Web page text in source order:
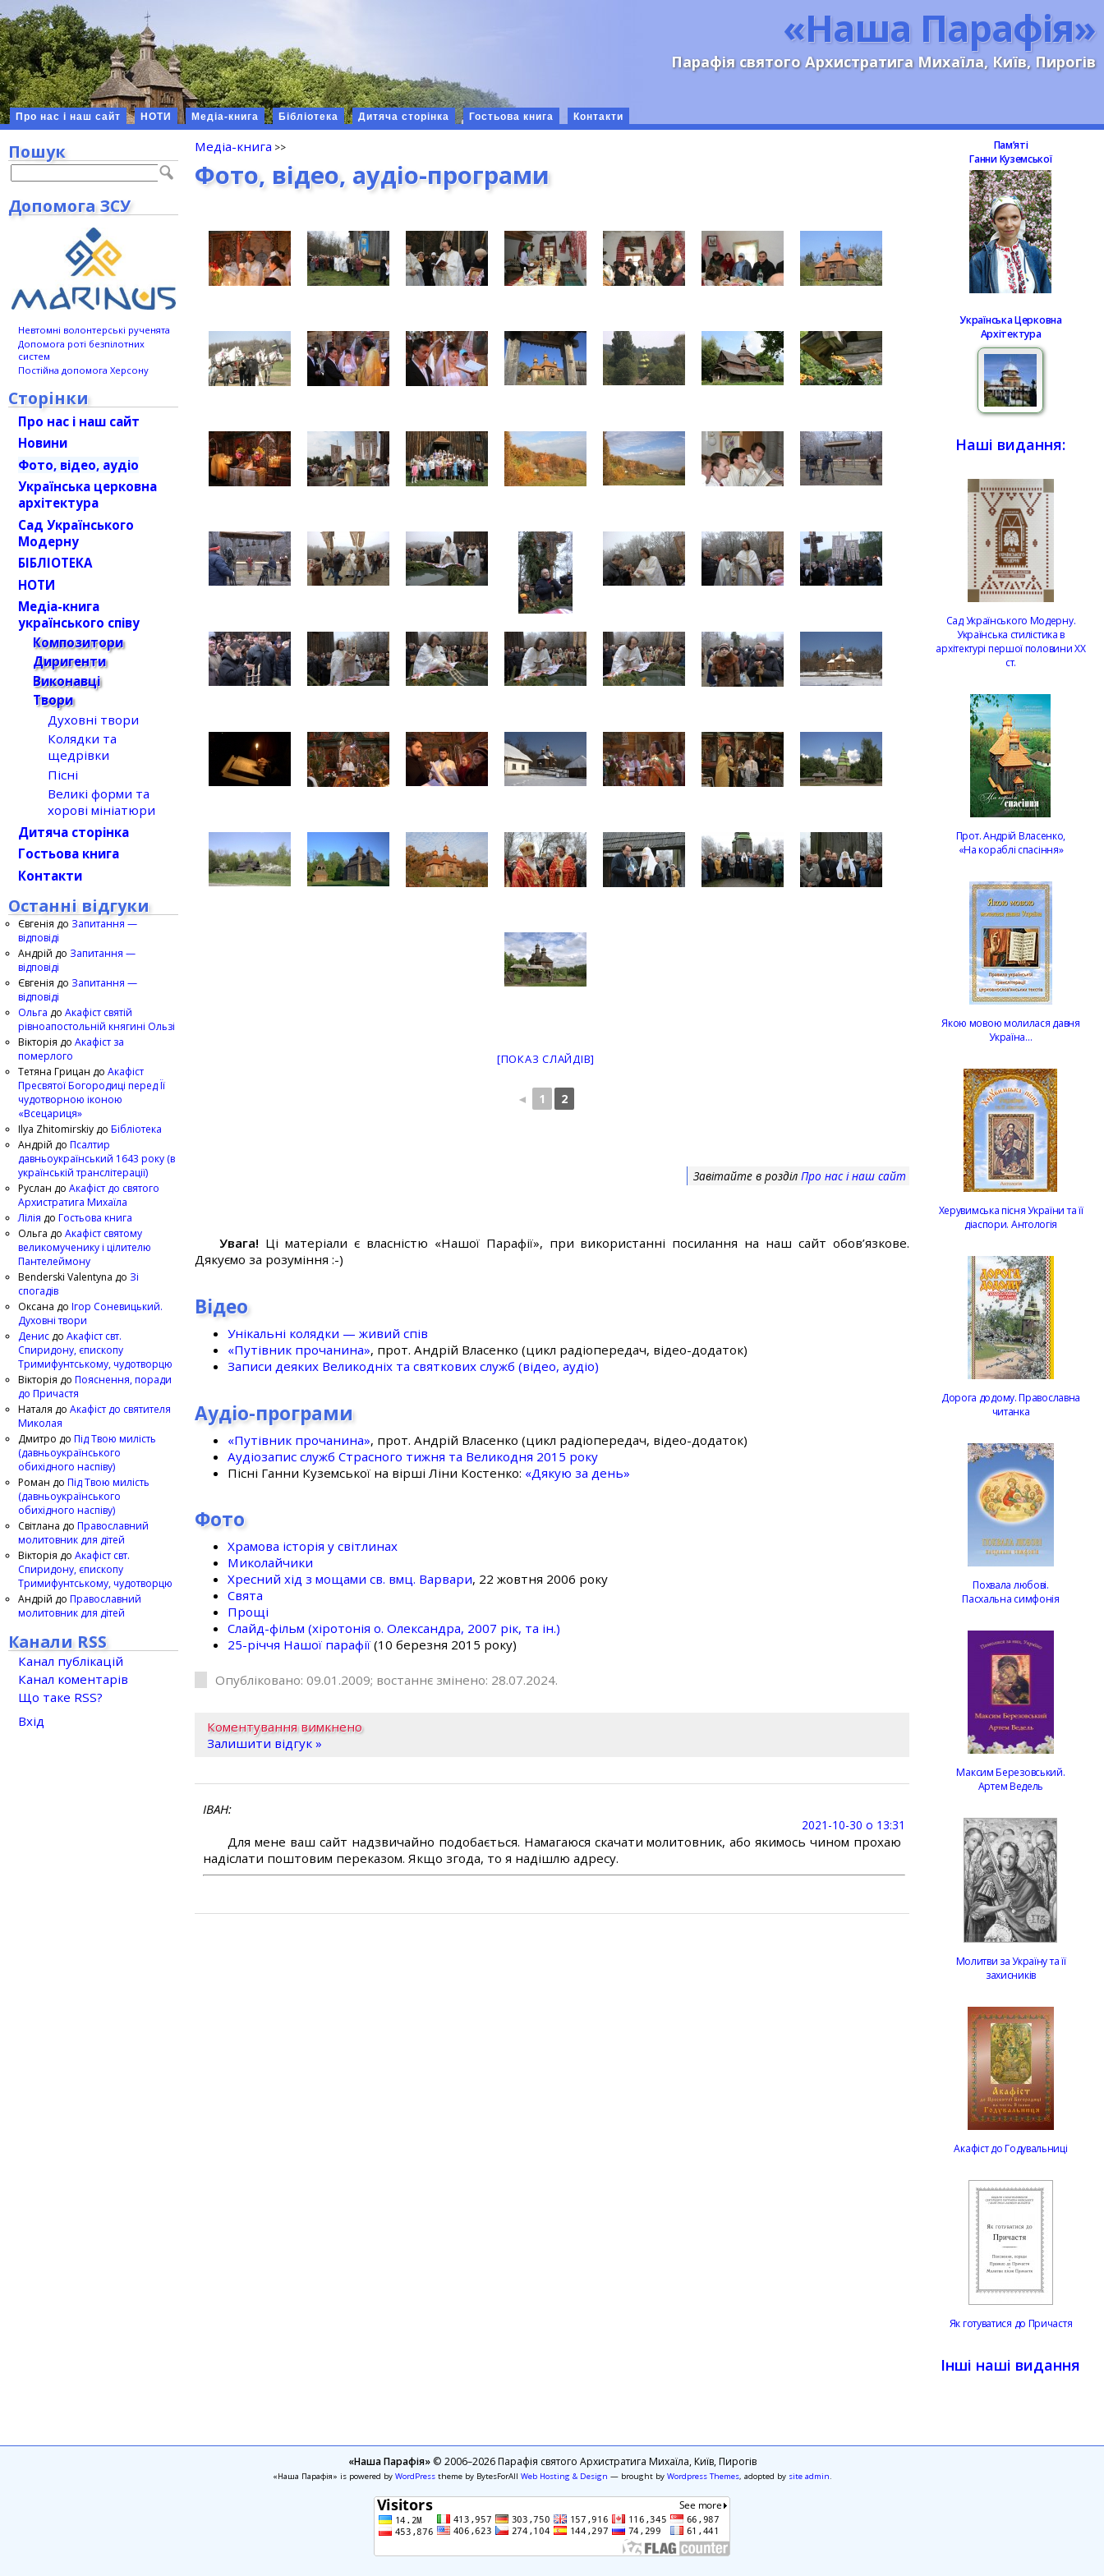
«Наша Парафія»
Парафія святого Архистратига Михаїла, Київ, Пирогів
Про нас і наш сайт НОТИ Медіа-книга Бібліотека Дитяча сторінка Гостьова книга Контакти
Медіа-книга
Фото, відео, аудіо-програми
[ПОКАЗ СЛАЙДІВ]
◄ 1 2
Завітайте в розділ Про нас і наш сайт
Увага! Ці матеріали є власністю «Нашої Парафії», при використанні посилання на наш сайт обов’язкове.
Дякуємо за розуміння :-)
Відео
Унікальні колядки — живий спів
«Путівник прочанина», прот. Андрій Власенко (цикл радіопередач, відео-додаток)
Записи деяких Великодніх та святкових служб (відео, аудіо)
Аудіо-програми
«Путівник прочанина», прот. Андрій Власенко (цикл радіопередач, відео-додаток)
Аудіозапис служб Страсного тижня та Великодня 2015 року
Пісні Ганни Куземської на вірші Ліни Костенко: «Дякую за день»
Фото
Храмова історія у світлинах
Миколайчики
Хресний хід з мощами св. вмц. Варвари, 22 жовтня 2006 року
Свята
Прощі
Слайд-фільм (хіротонія о. Олександра, 2007 рік, та ін.)
25-рiччя Нашої парафiї (10 березня 2015 року)
Опубліковано: 09.01.2009; востаннє змінено: 28.07.2024.
Коментування вимкнено
Залишити відгук »
ІВАН
2021-10-30 о 13:31
Для мене ваш сайт надзвичайно подобається. Намагаюся скачати молитовник, або якимось чином прохаю
надіслати поштовим переказом. Якщо згода, то я надішлю адресу.
Пошук
Допомога ЗСУ
Невтомні волонтерські рученята
Допомога роті безпілотних
систем
Постійна допомога Херсону
Сторінки
Про нас і наш сайт
Новини
Фото, відео, аудіо
Українська церковна
архітектура
Сад Українського
Модерну
БІБЛІОТЕКА
НОТИ
Медіа-книга
українського співу
Композитори
Диригенти
Виконавці
Твори
Духовні твори
Колядки та
щедрівки
Пісні
Великі форми та
хорові мініатюри
Дитяча сторінка
Гостьова книга
Контакти
Останні відгуки
Євгенія до Запитання —
відповіді
Андрій до Запитання —
відповіді
Євгенія до Запитання —
відповіді
Ольга до Акафіст святій
рівноапостольній княгині Ользі
Вікторія до Акафіст за
померлого
Тетяна Грицан до Акафіст
Пресвятої Богородиці перед Її
чудотворною іконою
«Всецариця»
Ilya Zhitomirskiy до Бібліотека
Андрій до Псалтир
давньоукраїнський 1643 року (в
українській транслітерації)
Руслан до Акафіст до святого
Архистратига Михаїла
Лілія до Гостьова книга
Ольга до Акафіст святому
великомученику і цілителю
Пантелеймону
Benderski Valentyna до Зі
спогадів
Оксана до Ігор Соневицький.
Духовні твори
Денис до Акафіст свт.
Спиридону, єпископу
Тримифунтському, чудотворцю
Вікторія до Пояснення, поради
до Причастя
Наталя до Акафіст до святителя
Миколая
Дмитро до Під Твою милість
(давньоукраїнського
обихідного наспіву)
Роман до Під Твою милість
(давньоукраїнського
обихідного наспіву)
Світлана до Православний
молитовник для дітей
Вікторія до Акафіст свт.
Спиридону, єпископу
Тримифунтському, чудотворцю
Андрій до Православний
молитовник для дітей
Канали RSS
Канал публікацій
Канал коментарів
Що таке RSS?
Вхід
Памʼяті
Ганни Куземської
Українська Церковна
Архітектура
Наші видання:
Сад Українського Модерну.
Українська стилістика в
архітектурі першої половини ХХ
ст.
Прот. Андрій Власенко,
«На кораблі спасіння»
Якою мовою молилася давня
Україна…
Херувимська пісня України та її
діаспори. Антологія
Дорога додому. Православна
читанка
Похвала любові.
Пасхальна симфонія
Максим Березовський.
Артем Ведель
Молитви за Україну та її
захисників
Акафіст до Годувальниці
Як готуватися до Причастя
Інші наші видання
«Наша Парафія»© 2006–2026 Парафія святого Архистратига Михаїла, Київ, Пирогів
«Наша Парафія» is powered by WordPresstheme by BytesForAll Web Hosting & Design — brought by Wordpress Themes, adopted by site admin.